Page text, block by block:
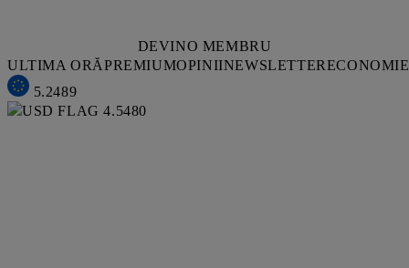
DEVINO MEMBRU
ULTIMA ORĂPREMIUMOPINIINEWSLETTERECONOMIE
5.2489
4.5480